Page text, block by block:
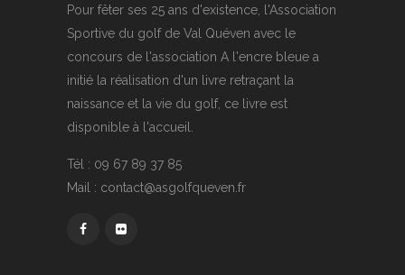
Pour fêter ses 25 ans d'existence, l'Association
Sportive du golf de Val Quéven avec le
concours de l'association A l'encre bleue a
initié la réalisation d'un livre retraçant la
naissance et la vie du golf, ce livre est
disponible à l'accueil.
Tél : 09 67 89 37 85
Mail : contact@asgolfqueven.fr